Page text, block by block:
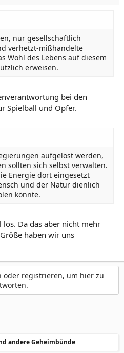
nur gesellschaftlich
verhetzt-mißhandelte
Wohl des Lebens auf diesem
erweisen.
bei den
Spielball und Opfer.
aufgelöst werden,
sollten sich selbst verwalten.
Energie dort eingesetzt
und der Natur dienlich
könnte.
Da das aber nicht mehr
haben wir uns
oder registrieren, um hier zu
andere Geheimbünde